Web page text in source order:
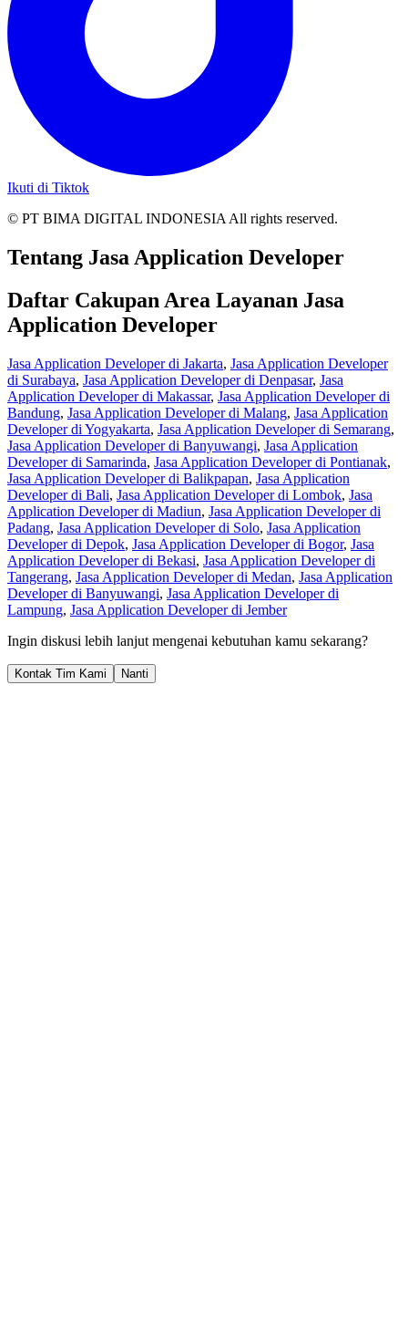
Ikuti di Tiktok
© PT BIMA DIGITAL INDONESIA All rights reserved.
Tentang Jasa Application Developer
Daftar Cakupan Area Layanan Jasa
Application Developer
Jasa Application Developer di Jakarta, Jasa Application Developer
di Surabaya, Jasa Application Developer di Denpasar, Jasa
Application Developer di Makassar, Jasa Application Developer di
Bandung, Jasa Application Developer di Malang, Jasa Application
Developer di Yogyakarta, Jasa Application Developer di Semarang,
Jasa Application Developer di Banyuwangi, Jasa Application
Developer di Samarinda, Jasa Application Developer di Pontianak,
Jasa Application Developer di Balikpapan, Jasa Application
Developer di Bali, Jasa Application Developer di Lombok, Jasa
Application Developer di Madiun, Jasa Application Developer di
Padang, Jasa Application Developer di Solo, Jasa Application
Developer di Depok, Jasa Application Developer di Bogor, Jasa
Application Developer di Bekasi, Jasa Application Developer di
Tangerang, Jasa Application Developer di Medan, Jasa Application
Developer di Banyuwangi, Jasa Application Developer di
Lampung, Jasa Application Developer di Jember
Ingin diskusi lebih lanjut mengenai kebutuhan kamu sekarang?
Kontak Tim Kami Nanti